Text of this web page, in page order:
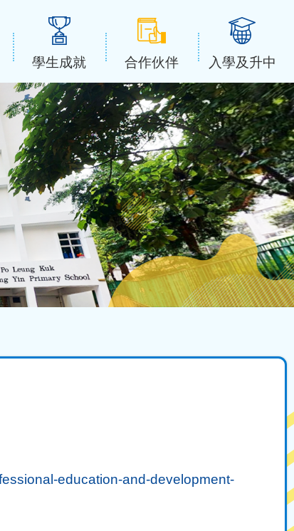
學生成就 合作伙伴 入學及升中
education-and-development-